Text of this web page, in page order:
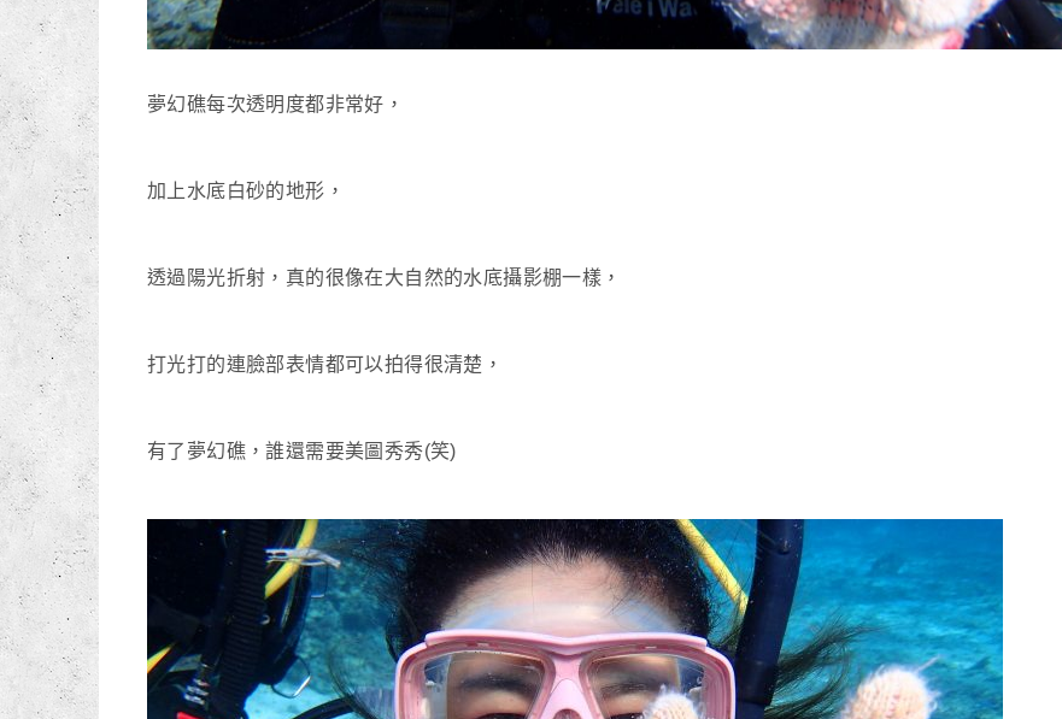
夢幻礁每次透明度都非常好，
加上水底白砂的地形，
透過陽光折射，真的很像在大自然的水底攝影棚一樣，
打光打的連臉部表情都可以拍得很清楚，
有了夢幻礁，誰還需要美圖秀秀(笑)